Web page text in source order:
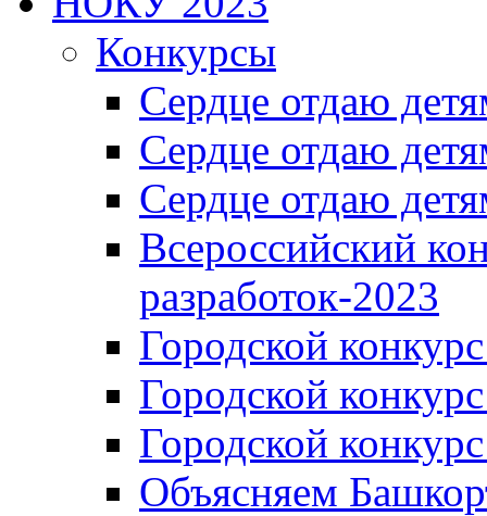
Конкурсы
Сердце отдаю
Сердце отдаю
Сердце отдаю
Всероссийский
разработок-2023
Городской
Городской
Городской
Объясняем